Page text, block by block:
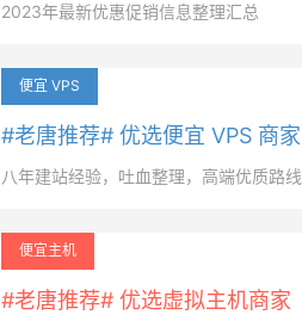
2023年最新优惠促销信息整理汇总
便宜 VPS
#老唐推荐# 优选便宜 VPS 商家
八年建站经验，吐血整理，高端优质路线
便宜主机
#老唐推荐# 优选虚拟主机商家